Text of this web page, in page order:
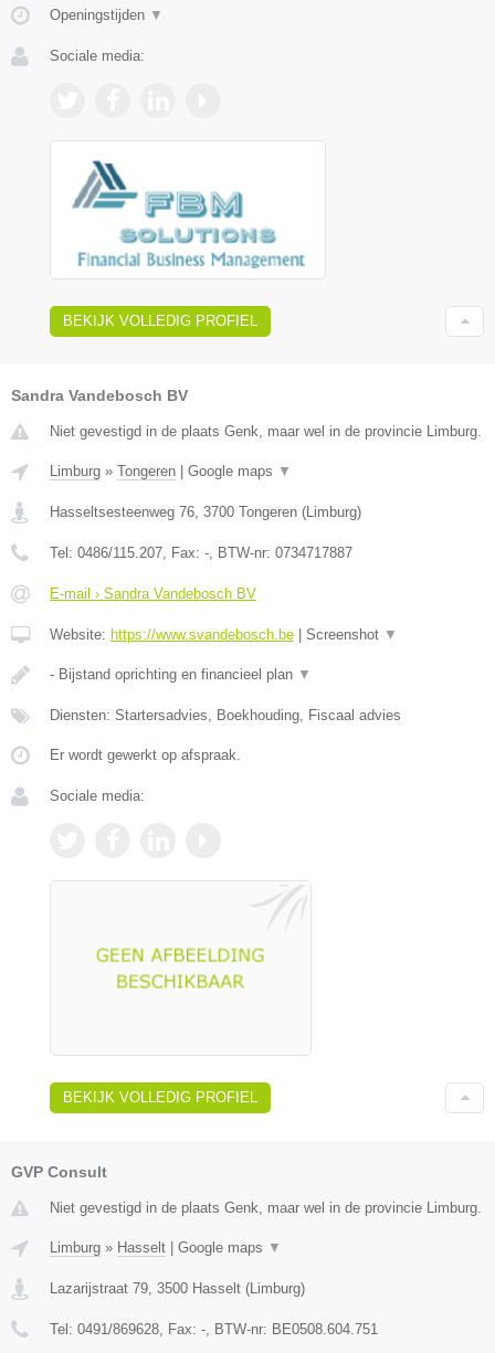
Openingstijden ▼
Sociale media:
BEKIJK VOLLEDIG PROFIEL
Sandra Vandebosch BV
Niet gevestigd in de plaats Genk, maar wel in de provincie Limburg.
Limburg » Tongeren Google maps ▼
Hasseltsesteenweg 76 3700 Tongeren ( Limburg)
Tel: 0486/115.207 , Fax: - , BTW-nr: 0734717887
E-mail › Sandra Vandebosch BV
Website: https://www.svandebosch.be Screenshot ▼
- Bijstand oprichting en financieel plan ▼
Diensten: Startersadvies, Boekhouding, Fiscaal advies
Er wordt gewerkt op afspraak.
Sociale media:
BEKIJK VOLLEDIG PROFIEL
GVP Consult
Niet gevestigd in de plaats Genk, maar wel in de provincie Limburg.
Limburg » Hasselt | Google maps ▼
Lazarijstraat 79 3500 Hasselt (Limburg)
Tel: 0491/869628 , Fax: - , BTW-nr: BE0508.604.751